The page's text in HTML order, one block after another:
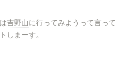
吉野山に行ってみようって言っ
しまーす。